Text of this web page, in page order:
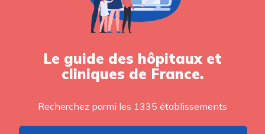
Le guide des hôpitaux et
cliniques de France.
Recherchez parmi les 1335 établissements